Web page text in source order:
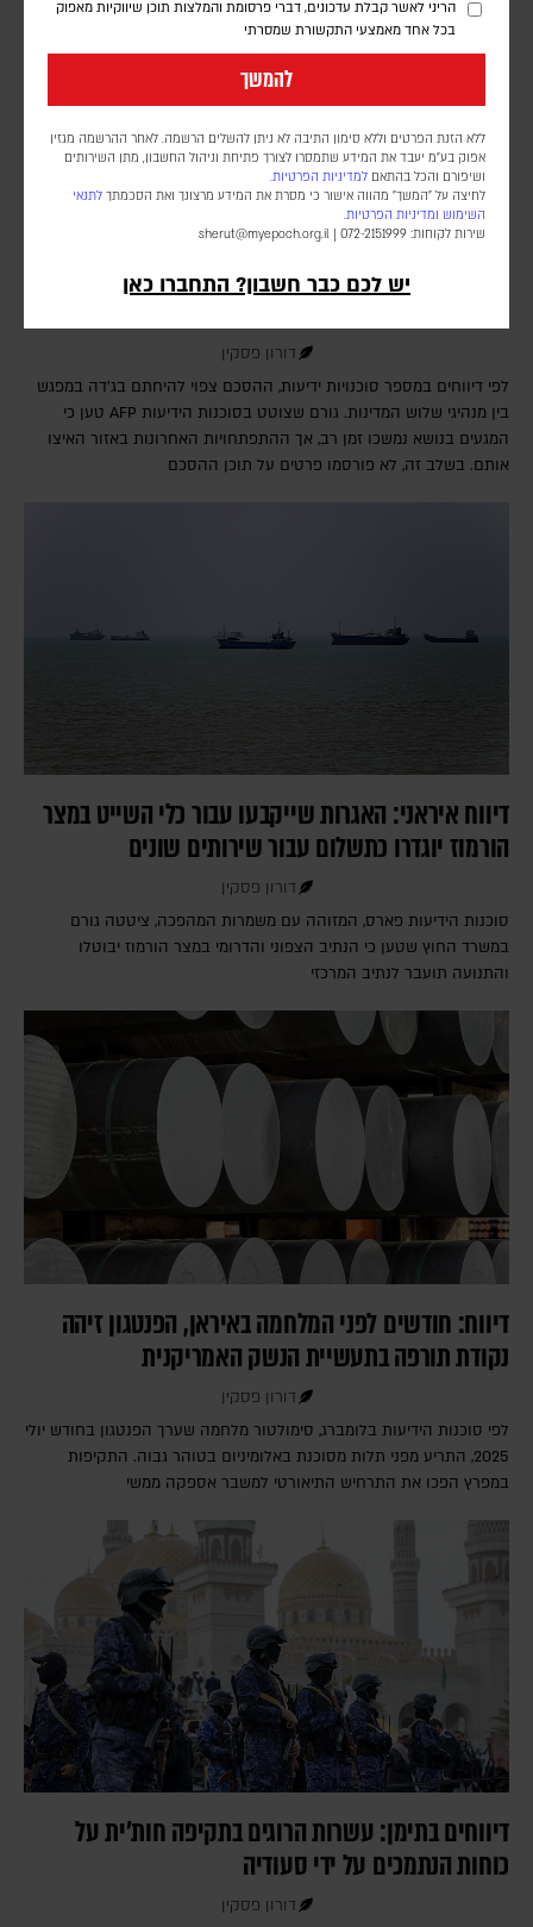
הריני לאשר קבלת עדכונים, דברי פרסומת והמלצות תוכן שיווקיות מאפוק
בכל אחד מאמצעי התקשורת שמסרתי
להמשך
ללא הזנת הפרטים וללא סימון התיבה לא ניתן להשלים הרשמה. לאחר ההרשמה מגזין
אפוק בע״מ יעבד את המידע שתמסרו לצורך פתיחת וניהול החשבון, מתן השירותים
ושיפורם והכל בהתאם למדיניות הפרטיות.
לחיצה על "המשך" מהווה אישור כי מסרת את המידע מרצונך ואת הסכמתך לתנאי
השימוש ומדיניות הפרטיות.
שירות לקוחות: 072-2151999 |
sherut@myepoch.org.il
יש לכם כבר חשבון? התחברו כאן
דיווחים: סעודיה, טורקיה ופקיסטן יחתמו היום על
דורון פסקין
לפי דיווחים במספר סוכנויות ידיעות, ההסכם צפוי להיחתם בג'דה במפגש
בין מנהיגי שלוש המדינות. גורם שצוטט בסוכנות הידיעות AFP טען כי
המגעים בנושא נמשכו זמן רב, אך ההתפתחויות האחרונות באזור האיצו
אותם. בשלב זה, לא פורסמו פרטים על תוכן ההסכם
דיווח איראני: האגרות שייקבעו עבור כלי השייט במצר
הורמוז יוגדרו כתשלום עבור שירותים שונים
דורון פסקין
סוכנות הידיעות פארס, המזוהה עם משמרות המהפכה, ציטטה גורם
במשרד החוץ שטען כי הנתיב הצפוני והדרומי במצר הורמוז יבוטלו
והתנועה תועבר לנתיב המרכזי
דיווח: חודשים לפני המלחמה באיראן, הפנטגון זיהה
נקודת תורפה בתעשיית הנשק האמריקנית
דורון פסקין
לפי סוכנות הידיעות בלומברג, סימולטור מלחמה שערך הפנטגון בחודש יולי
2025, התריע מפני תלות מסוכנת באלומיניום בטוהר גבוה. התקיפות
במפרץ הפכו את התרחיש התיאורטי למשבר אספקה ממשי
דיווחים בתימן: עשרות הרוגים בתקיפה חות'ית על
כוחות הנתמכים על ידי סעודיה
דורון פסקין